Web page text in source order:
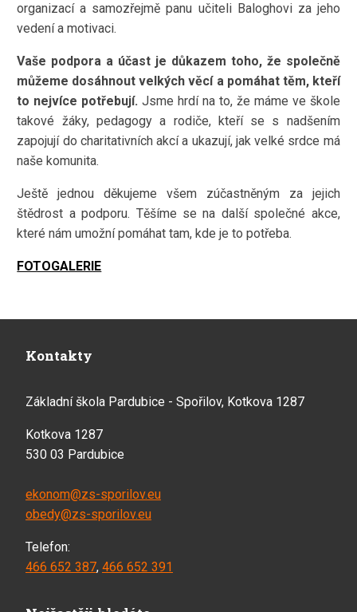
organizací a samozřejmě panu učiteli Baloghovi za jeho
vedení a motivaci.
Vaše podpora a účast je důkazem toho, že společně
můžeme dosáhnout velkých věcí a pomáhat těm, kteří
to nejvíce potřebují. Jsme hrdí na to, že máme ve škole
takové žáky, pedagogy a rodiče, kteří se s nadšením
zapojují do charitativních akcí a ukazují, jak velké srdce má
naše komunita.
Ještě jednou děkujeme všem zúčastněným za jejich
štědrost a podporu. Těšíme se na další společné akce,
které nám umožní pomáhat tam, kde je to potřeba.
FOTOGALERIE
Kontakty
Základní škola Pardubice - Spořilov, Kotkova 1287
Kotkova 1287
530 03 Pardubice
ekonom@zs-sporilov.eu
obedy@zs-sporilov.eu
Telefon:
466 652 387, 466 652 391